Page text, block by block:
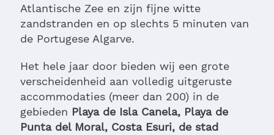
Atlantische Zee en zijn fijne witte
zandstranden en op slechts 5 minuten van
de Portugese Algarve.
Het hele jaar door bieden wij een grote
verscheidenheid aan volledig uitgeruste
accommodaties (meer dan 200) in de
gebieden Playa de Isla Canela, Playa de
Punta del Moral, Costa Esuri, de stad